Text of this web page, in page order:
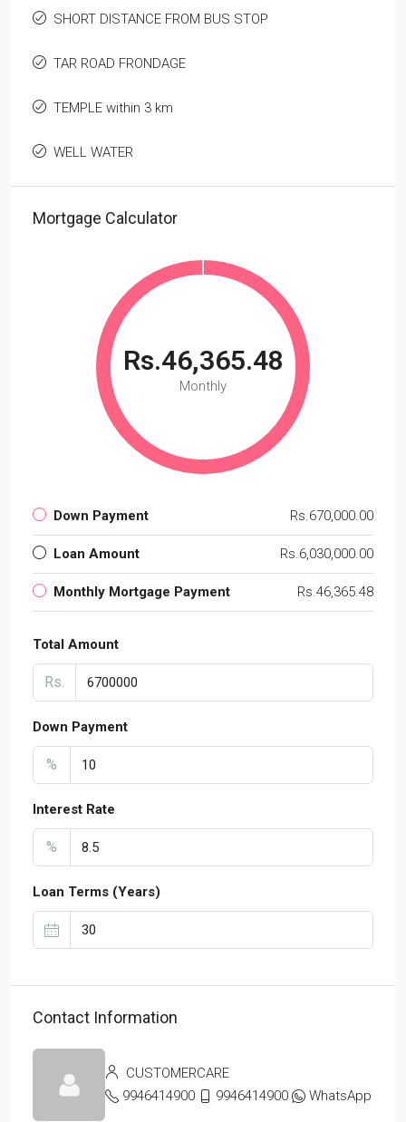
SHORT DISTANCE FROM BUS STOP
TAR ROAD FRONDAGE
TEMPLE within 3 km
WELL WATER
Mortgage Calculator
Rs.46,365.48
Monthly
Down Payment Rs.670,000.00
Loan Amount Rs.6,030,000.00
Monthly Mortgage Payment Rs.46,365.48
Total Amount
Rs.
Down Payment
%
Interest Rate
%
Loan Terms (Years)
Contact Information
CUSTOMERCARE
9946414900
9946414900 WhatsApp